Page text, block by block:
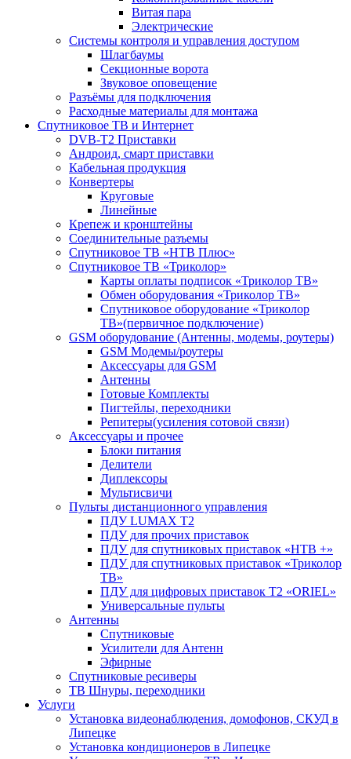
Витая пара
Электрические
Системы контроля и управления доступом
Шлагбаумы
Секционные ворота
Звуковое оповещение
Разъёмы для подключения
Расходные материалы для монтажа
Спутниковое ТВ и Интернет
DVB-Т2 Приставки
Андроид, смарт приставки
Кабельная продукция
Конвертеры
Круговые
Линейные
Крепеж и кронштейны
Соединительные разъемы
Спутниковое ТВ «НТВ Плюс»
Спутниковое ТВ «Триколор»
Карты оплаты подписок «Триколор ТВ»
Обмен оборудования «Триколор ТВ»
Спутниковое оборудование «Триколор
ТВ»(первичное подключение)
GSM оборудование (Антенны, модемы, роутеры)
GSM Модемы/роутеры
Аксессуары для GSM
Антенны
Готовые Комплекты
Пигтейлы, переходники
Репитеры(усиления сотовой связи)
Аксессуары и прочее
Блоки питания
Делители
Диплексоры
Мультисвичи
Пульты дистанционного управления
ПДУ LUMAX Т2
ПДУ для прочих приставок
ПДУ для спутниковых приставок «НТВ +»
ПДУ для спутниковых приставок «Триколор
ТВ»
ПДУ для цифровых приставок Т2 «ORIEL»
Универсальные пульты
Антенны
Спутниковые
Усилители для Антенн
Эфирные
Спутниковые ресиверы
ТВ Шнуры, переходники
Услуги
Установка видеонаблюдения, домофонов, СКУД в
Липецке
Установка кондиционеров в Липецке